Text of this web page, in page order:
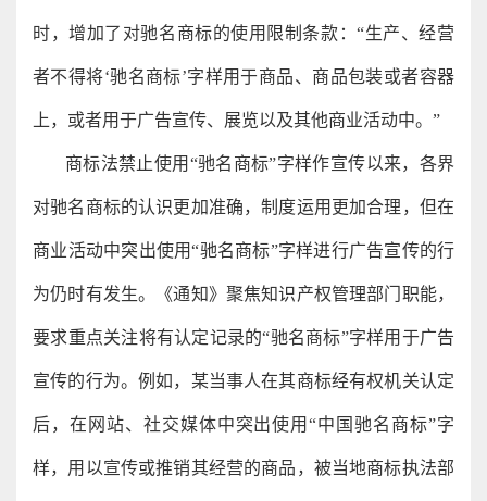
时，增加了对驰名商标的使用限制条款：“生产、经营
者不得将‘驰名商标’字样用于商品、商品包装或者容器
上，或者用于广告宣传、展览以及其他商业活动中。”
商标法禁止使用“驰名商标”字样作宣传以来，各界
对驰名商标的认识更加准确，制度运用更加合理，但在
商业活动中突出使用“驰名商标”字样进行广告宣传的行
为仍时有发生。《通知》聚焦知识产权管理部门职能，
要求重点关注将有认定记录的“驰名商标”字样用于广告
宣传的行为。例如，某当事人在其商标经有权机关认定
后，在网站、社交媒体中突出使用“中国驰名商标”字
样，用以宣传或推销其经营的商品，被当地商标执法部